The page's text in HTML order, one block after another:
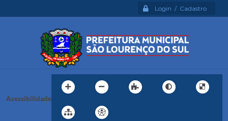
Login / Cadastro
Acessibilidade